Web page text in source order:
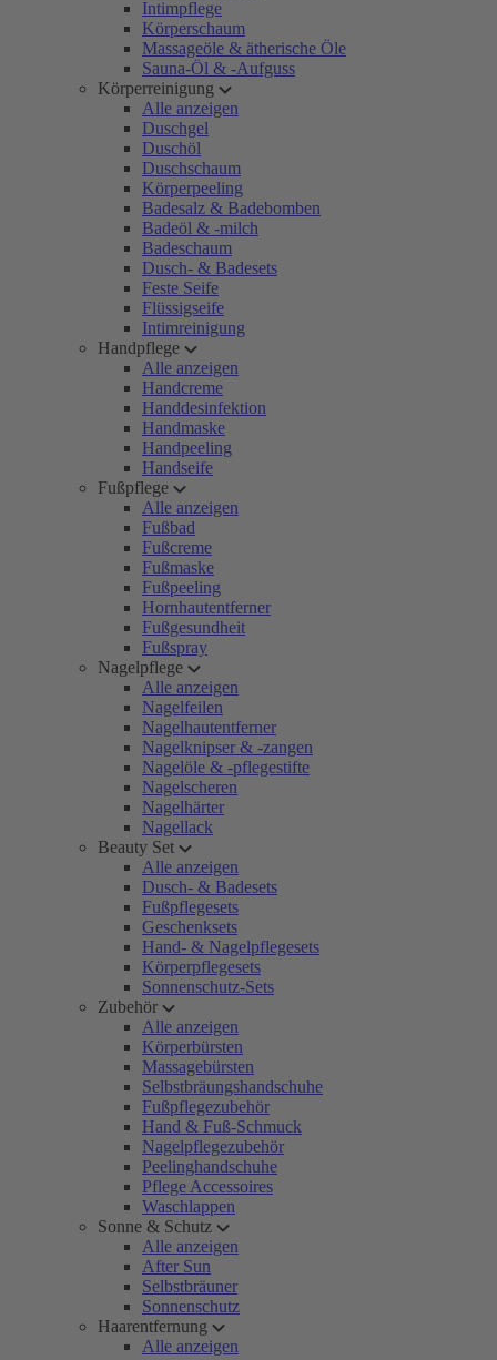
Intimpflege
Körperschaum
Massageöle & ätherische Öle
Sauna-Öl & -Aufguss
Körperreinigung
Alle anzeigen
Duschgel
Duschöl
Duschschaum
Körperpeeling
Badesalz & Badebomben
Badeöl & -milch
Badeschaum
Dusch- & Badesets
Feste Seife
Flüssigseife
Intimreinigung
Handpflege
Alle anzeigen
Handcreme
Handdesinfektion
Handmaske
Handpeeling
Handseife
Fußpflege
Alle anzeigen
Fußbad
Fußcreme
Fußmaske
Fußpeeling
Hornhautentferner
Fußgesundheit
Fußspray
Nagelpflege
Alle anzeigen
Nagelfeilen
Nagelhautentferner
Nagelknipser & -zangen
Nagelöle & -pflegestifte
Nagelscheren
Nagelhärter
Nagellack
Beauty Set
Alle anzeigen
Dusch- & Badesets
Fußpflegesets
Geschenksets
Hand- & Nagelpflegesets
Körperpflegesets
Sonnenschutz-Sets
Zubehör
Alle anzeigen
Körperbürsten
Massagebürsten
Selbstbräungshandschuhe
Fußpflegezubehör
Hand & Fuß-Schmuck
Nagelpflegezubehör
Peelinghandschuhe
Pflege Accessoires
Waschlappen
Sonne & Schutz
Alle anzeigen
After Sun
Selbstbräuner
Sonnenschutz
Haarentfernung
Alle anzeigen